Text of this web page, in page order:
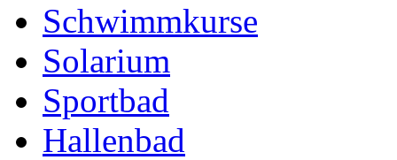
Schwimmkurse
Solarium
Sportbad
Hallenbad